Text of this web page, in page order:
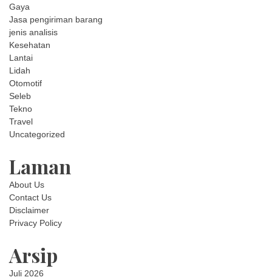
Gaya
Jasa pengiriman barang
jenis analisis
Kesehatan
Lantai
Lidah
Otomotif
Seleb
Tekno
Travel
Uncategorized
Laman
About Us
Contact Us
Disclaimer
Privacy Policy
Arsip
Juli 2026